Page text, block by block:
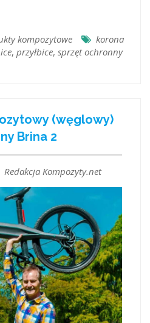
kompozytowe
korona
, przyłbice, sprzęt ochronny
(węglowy)
Brina 2
Redakcja Kompozyty.net